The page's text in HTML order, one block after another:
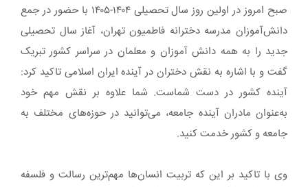
صبح امروز در اولین روز سال تحصیلی ۱۴۰۴-۱۴۰۵ با حضور در جمع
دانش‌آموزان مدرسه دخترانه فاطمیون تهران، آغاز سال تحصیلی
جدید را به همه دانش آموزان و معلمان در سراسر کشور تبریک
گفت و با اشاره به نقش دختران در آینده ایران اسلامی تاکید کرد:
آینده کشور در دست شماست. شما علاوه بر نقش مهم خود
به‌عنوان مادران آینده جامعه، می‌توانید در حوزه‌های مختلف به
جامعه و کشور خدمت کنید.
وی با تاکید بر این که تربیت انسان‌ها مهم‌ترین رسالت و فلسفه